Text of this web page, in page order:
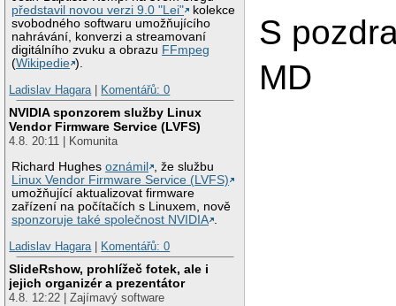
představil novou verzi 9.0 "Lei"
kolekce
svobodného softwaru umožňujícího
nahrávání, konverzi a streamovaní
digitálního zvuku a obrazu FFmpeg
(Wikipedie ).
Ladislav Hagara
Komentářů: 0
NVIDIA sponzorem služby Linux
Vendor Firmware Service (LVFS)
4.8. 20:11 | Komunita
Richard Hughesoznámil
, že službu
Linux Vendor Firmware Service (LVFS)
umožňující aktualizovat firmware
zařízení na počítačích s Linuxem, nově
sponzoruje také společnost NVIDIA .
Ladislav Hagara | Komentářů: 0
SlideRshow, prohlížeč fotek, ale i
jejich organizér a prezentátor
4.8. 12:22 | Zajímavý software
S
MD